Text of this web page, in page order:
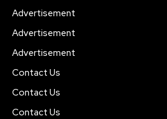
Advertisement
Advertisement
Advertisement
Contact Us
Contact Us
Contact Us